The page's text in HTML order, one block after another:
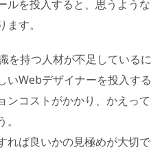
ルを投入すると、思うような
す。
を持つ人材が不足しているに
いWebデザイナーを投入する
ンコストがかかり、かえって
れば良いかの見極めが大切で